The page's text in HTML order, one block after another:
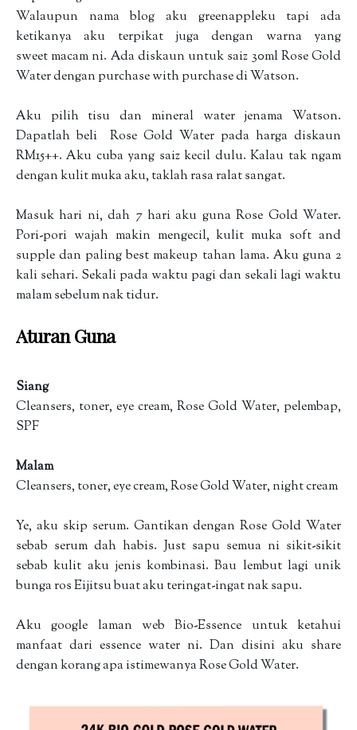
Walaupun nama blog aku greenappleku tapi ada
ketikanya aku terpikat juga dengan warna yang
sweet macam ni. Ada diskaun untuk saiz 30ml Rose Gold
Water dengan purchase with purchase di Watson.
Aku pilih tisu dan mineral water jenama Watson.
Dapatlah beli Rose Gold Water pada harga diskaun
RM15++. Aku cuba yang saiz kecil dulu. Kalau tak ngam
dengan kulit muka aku, taklah rasa ralat sangat.
Masuk hari ni, dah 7 hari aku guna Rose Gold Water.
Pori-pori wajah makin mengecil, kulit muka soft and
supple dan paling best makeup tahan lama. Aku guna 2
kali sehari. Sekali pada waktu pagi dan sekali lagi waktu
malam sebelum nak tidur.
Aturan Guna
Siang
Cleansers, toner, eye cream, Rose Gold Water, pelembap,
SPF
Malam
Cleansers, toner, eye cream, Rose Gold Water, night cream
Ye, aku skip serum. Gantikan dengan Rose Gold Water
sebab serum dah habis. Just sapu semua ni sikit-sikit
sebab kulit aku jenis kombinasi. Bau lembut lagi unik
bunga ros Eijitsu buat aku teringat-ingat nak sapu.
Aku google laman web Bio-Essence untuk ketahui
manfaat dari essence water ni. Dan disini aku share
dengan korang apa istimewanya Rose Gold Water.